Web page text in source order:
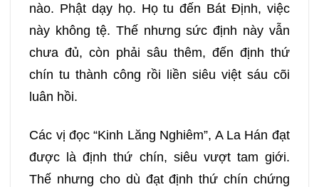
nào. Phật dạy họ. Họ tu đến Bát Định, việc
này không tệ. Thế nhưng sức định này vẫn
chưa đủ, còn phải sâu thêm, đến định thứ
chín tu thành công rồi liền siêu việt sáu cõi
luân hồi.
Các vị đọc “Kinh Lăng Nghiêm”, A La Hán đạt
được là định thứ chín, siêu vượt tam giới.
Thế nhưng cho dù đạt định thứ chín chứng